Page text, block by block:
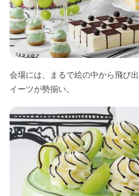
会場には、まるで絵の中から飛び
イーツが勢揃い。